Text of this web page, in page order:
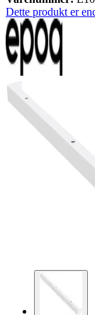
Dette produkt er